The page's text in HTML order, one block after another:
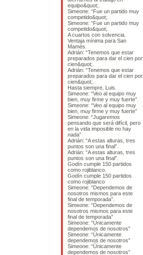
equipo&quot;.
Simeone: “Fue un partido muy
competido&quot;.
Simeone: “Fue un partido muy
competido&quot;.
A cuartos con solvencia.
Ventaja mínima para San
Mamés.
Adrián: “Tenemos que estar
preparados para dar el cien por
cien&quot;.
Adrián: “Tenemos que estar
preparados para dar el cien por
cien&quot;.
Hasta siempre, Luis.
Simeone: “Veo al equipo muy
bien, muy firme y muy fuerte”.
Simeone: “Veo al equipo muy
bien, muy firme y muy fuerte”
Simeone: “Jugaremos
pensando que será difícil, pero
en la vida imposible no hay
nada”
Adrián: “A estas alturas, tres
puntos son una final”.
Adrián: “A estas alturas, tres
puntos son una final”.
Godín cumple 150 partidos
como rojiblanco.
Godín cumple 150 partidos
como rojiblanco
Simeone: “Dependemos de
nosotros mismos para este
final de temporada”.
Simeone: “Dependemos de
nosotros mismos para este
final de temporada”
Simeone: “Únicamente
dependemos de nosotros”
Simeone: “Únicamente
dependemos de nosotros”
Simeone: “Únicamente
dependemos de nosotros”